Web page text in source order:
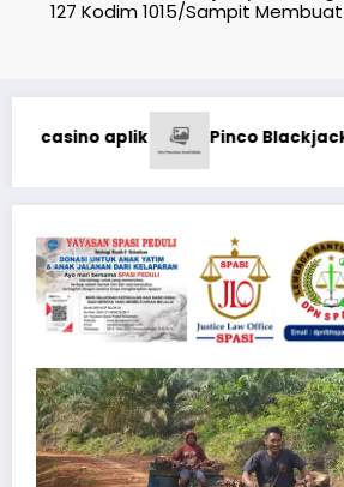
127 Kodim 1015/Sampit
Əsas Strategiyalar: Şans və